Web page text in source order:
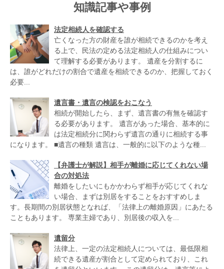
知識記事や事例
法定相続人を確認する
亡くなった方の財産を誰が相続できるのかを考え
る上で、民法の定める法定相続人の仕組みについ
て理解する必要があります。 遺産を分割するに
は、誰がどれだけの割合で遺産を相続できるのか、把握しておく
必要...
遺言書・遺言の検認をおこなう
相続が開始したら、まず、遺言書の有無を確認す
る必要があります。 遺言があった場合、基本的に
は法定相続分に関わらず遺言の通りに相続する事
になります。 ■遺言の種類 遺言は、一般的に以下のような種...
【弁護士が解説】相手が離婚に応じてくれない場
合の対処法
離婚をしたいにもかかわらず相手が応じてくれな
い場合、まずは別居をすることをおすすめしま
す。長期間の別居状態となれば、「法律上の離婚原因」にあたる
こともあります。 専業主婦であり、別居後の収入を...
遺留分
法律上、一定の法定相続人については、最低限相
続できる遺産が割合として定められており、これ